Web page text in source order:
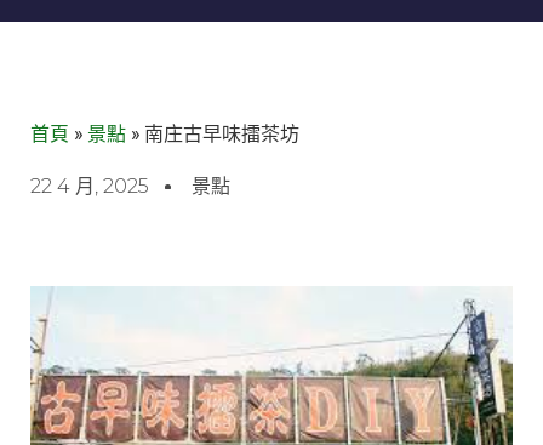
首頁 »景點 » 南庄古早味擂茶坊
22 4 月, 2025 景點